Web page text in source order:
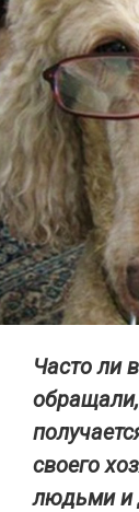
Часто ли
своего
людьми и